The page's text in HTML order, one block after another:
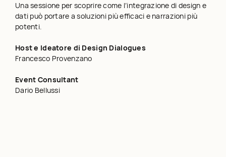
Una sessione per scoprire come l’integrazione di design e
dati può portare a soluzioni più efficaci e narrazioni più
potenti.
Host e Ideatore di Design Dialogues
Francesco Provenzano
Event Consultant
Dario Bellussi